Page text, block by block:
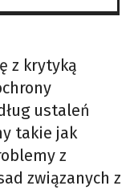
z krytyką
ustaleń
takie jak
z
związanych z